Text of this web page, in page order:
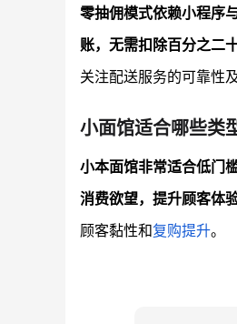
零抽佣模式依赖小程序
账，无需扣除百分之二
关注配送服务的可靠性
小面馆适合哪些类
小本面馆非常适合低门
消费欲望，提升顾客体
顾客黏性和复购提升。